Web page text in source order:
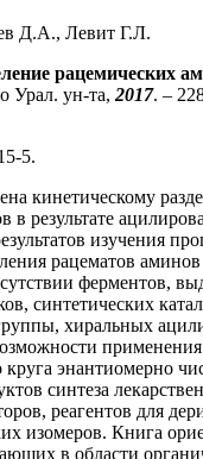
Д.А., Левит Г.Л.
рацемических
Урал. ун-та, 2017. –
5.
кинетическому
в результате
изучения
рацематов
ферментов,
синтетических
хиральных
энантиомерно
синтеза
реагентов для
изомеров. Книга
в области